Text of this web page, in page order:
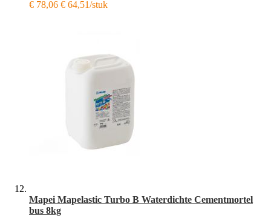
€ 78,06 € 64,51/stuk
Mapei Mapelastic Turbo B Waterdichte Cementmortel
bus 8kg